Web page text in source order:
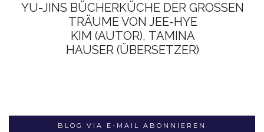
YU-JINS BÜCHERKÜCHE DER GROSSEN T
RÄUME VON JEE-HYE K
IM (AUTOR), TAMINA H
AUSER (ÜBERSETZER)
BLOG VIA E-MAIL ABONNIEREN